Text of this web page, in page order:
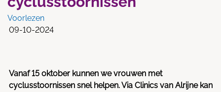
Voorlezen
09-10-2024
Vanaf 15 oktober kunnen we vrouwen met
cyclusstoornissen snel helpen. Via Clinics van Alrijne kan